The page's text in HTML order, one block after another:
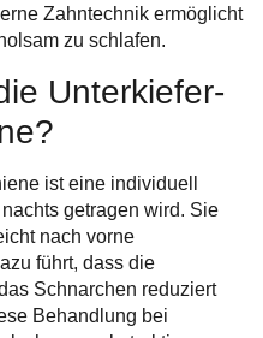
Zahntechnik ermöglicht
zu schlafen.
Unterkiefer­
ist eine individuell
getragen wird. Sie
nach vorne
führt, dass die
Schnarchen reduziert
Behandlung bei